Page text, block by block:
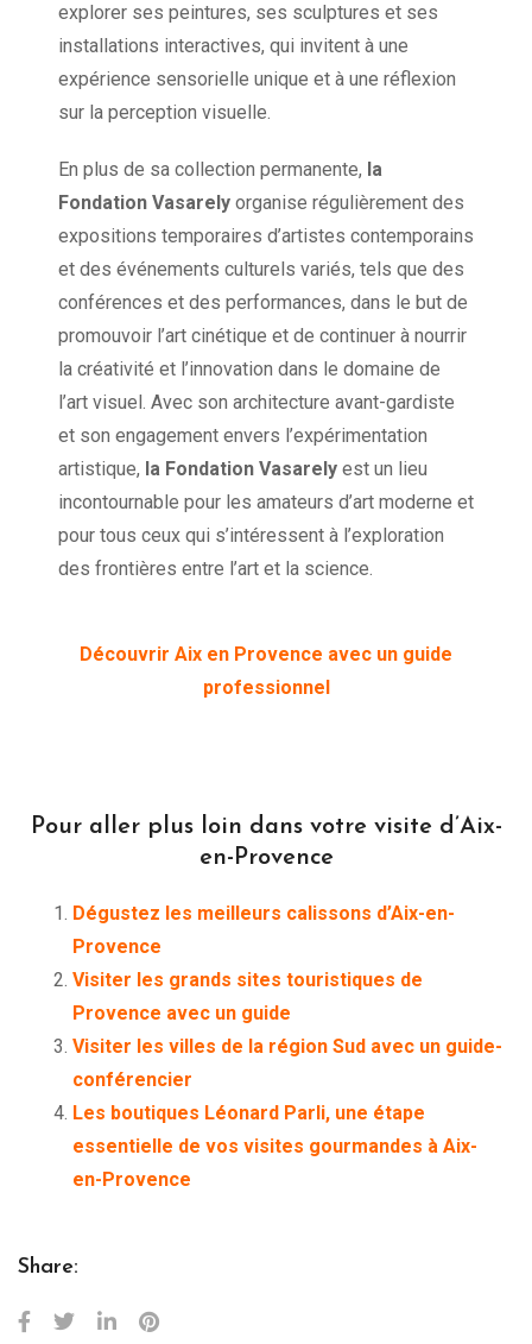
explorer ses peintures, ses sculptures et ses
installations interactives, qui invitent à une
expérience sensorielle unique et à une réflexion
sur la perception visuelle.
En plus de sa collection permanente, la
Fondation Vasarely organise régulièrement des
expositions temporaires d’artistes contemporains
et des événements culturels variés, tels que des
conférences et des performances, dans le but de
promouvoir l’art cinétique et de continuer à nourrir
la créativité et l’innovation dans le domaine de
l’art visuel. Avec son architecture avant-gardiste
et son engagement envers l’expérimentation
artistique, la Fondation Vasarely est un lieu
incontournable pour les amateurs d’art moderne et
pour tous ceux qui s’intéressent à l’exploration
des frontières entre l’art et la science.
Découvrir Aix en Provence avec un guide
professionnel
Pour aller plus loin dans votre visite d’Aix-
en-Provence
Dégustez les meilleurs calissons d’Aix-en-
Provence
Visiter les grands sites touristiques de
Provence avec un guide
Visiter les villes de la région Sud avec un guide-
conférencier
Les boutiques Léonard Parli, une étape
essentielle de vos visites gourmandes à Aix-
en-Provence
Share: